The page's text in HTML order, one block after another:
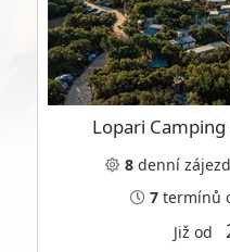
Lopari
8 denní zájezd
7 termínů
Již od